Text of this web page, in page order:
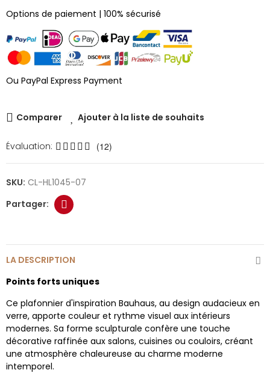
Options de paiement | 100% sécurisé
Ou PayPal Express Payment
Comparer Ajouter à la liste de souhaits
Évaluation: (12)
SKU: CL-HL1045-07
LA DESCRIPTION
Points forts uniques
Ce plafonnier d'inspiration Bauhaus, au design audacieux en
verre, apporte couleur et rythme visuel aux intérieurs
modernes. Sa forme sculpturale confère une touche
décorative raffinée aux salons, cuisines ou couloirs, créant
une atmosphère chaleureuse au charme moderne
intemporel.